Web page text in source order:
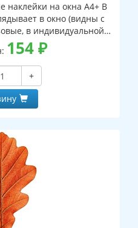
наклейки на окна А4+ В
в окно (видны с
в индивидуальной
и клеевым клапаном)
154₽
+